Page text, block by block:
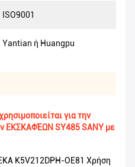
ISO9001
Yantian ή Huangpu
για την
ΕΚΣΚΑΦΈΩΝ SY485 SANY με
K5V212DPH-OE81 Χρήση